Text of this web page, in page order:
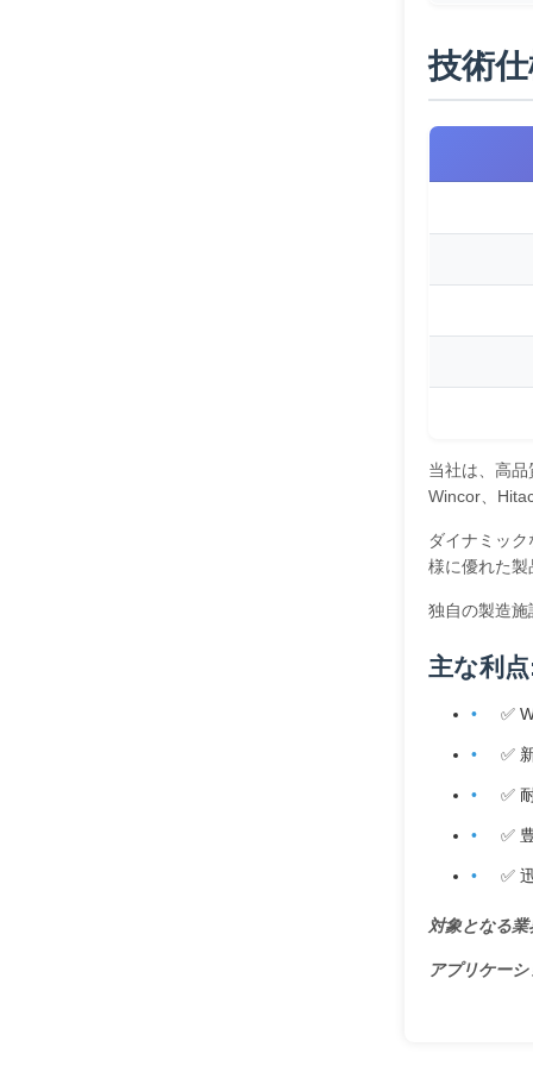
技術
当社は、高
Wincor、
ダイナミッ
様に優れた製
独自の製造施
主な利点
✅
✅
✅
✅
✅
対象となる業
アプリケーシ